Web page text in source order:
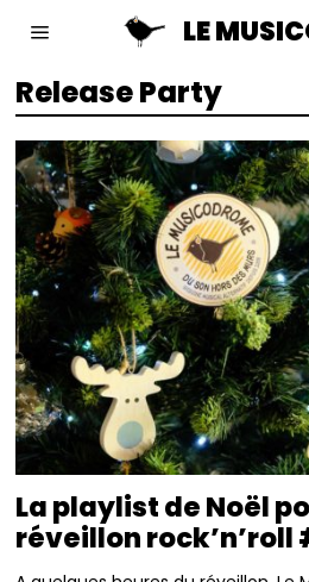
LE
Release Party
La playlist de Noël
réveillon rock’n’roll